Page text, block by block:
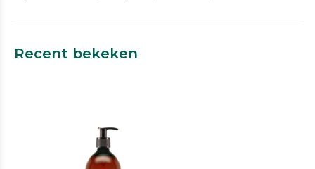
Recent bekeken